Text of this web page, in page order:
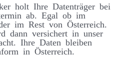
holt Ihre Datenträger bei
ab. Egal ob im
im Rest von Österreich.
dann versichert in unser
Ihre Daten bleiben
in Österreich.